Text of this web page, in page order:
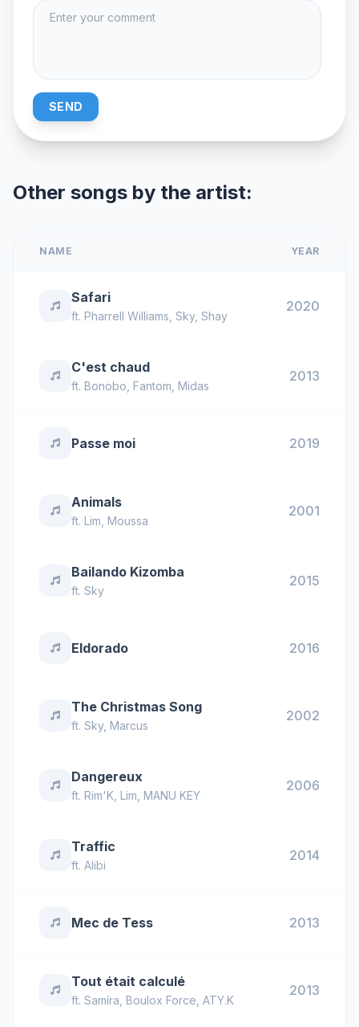
SEND
Other songs by the artist:
NAME YEAR
Safari
ft. Pharrell Williams Sky, Shay
2020
C'est chaud
ft. Bonobo Fantom Midas
2013
Passe moi 2019
Animals
ft. Lim Moussa
2001
Bailando Kizomba
ft. Sky
2015
Eldorado 2016
The Christmas Song
ft. Sky, Marcus
2002
Dangereux
ft. Rim'K Lim MANU KEY
2006
Traffic
ft. Alibi
2014
Mec de Tess 2013
Tout était calculé
ft. Samíra Boulox Force ATY.K
2013